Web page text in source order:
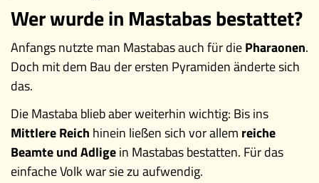
Wer wurde in Mastabas bestattet?
Anfangs nutzte man Mastabas auch für diePharaonen.
Doch mit dem Bau der ersten Pyramiden änderte sich
das.
Die Mastaba blieb aber weiterhin wichtig: Bis ins
Mittlere Reich hinein ließen sich vor allem reiche
Beamte und Adligein Mastabas bestatten. Für das
einfache Volk war sie zu aufwendig.